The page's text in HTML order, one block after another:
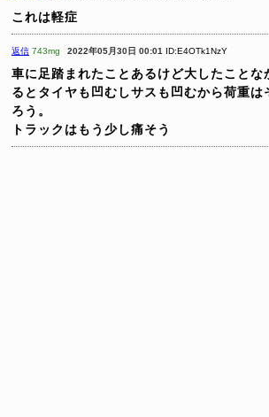
これは軽症
返信 743mg 2022年05月30日 00:01 ID:E4OTk1NzY
車に足踏まれたことあるけど大したことな
るとタイヤも凹むしサスも凹むから荷重は
ろう。
トラックはもう少し痛そう